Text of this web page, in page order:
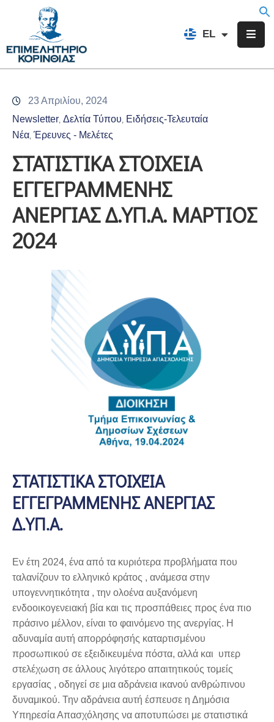
EL
FR
Επιμελητήριο
Υπηρεσίες
Προγράμματα
Δράσεις
Εκδηλώσεις
Επικοινωνία
23 Απριλίου, 2024
Newsletter Δελτία Τύπου Ειδήσεις-Τελευταία
Νέα Έρευνες - Μελέτες
ΣΤΑΤΙΣΤΙΚΑ ΣΤΟΙΧΕΙΑ
ΕΓΓΕΓΡΑΜΜΕΝΗΣ
ΑΝΕΡΓΙΑΣ Δ.ΥΠ.Α. ΜΑΡΤΙΟΣ
2024
ΣΤΑΤΙΣΤΙΚΑ ΣΤΟΙΧΕΊΑ
ΕΓΓΕΓΡΑΜΜΕΝΗΣ ΑΝΕΡΓΙΑΣ
Δ.ΥΠ.Α.
Εν έτη 2024, ένα από τα κυριότερα προβλήματα που
ταλανίζουν το ελληνικό κράτος , ανάμεσα στην
υπογεννητικότητα , την ολοένα αυξανόμενη
ενδοοικογενειακή βία και τις προσπάθειες προς ένα πιο
πράσινο μέλλον, είναι το φαινόμενο της ανεργίας. Η
αδυναμία αυτή απορρόφησής καταρτισμένου
προσωπικού σε εξειδικευμένα πόστα, αλλά και υπερ
στελέχωση σε άλλους λιγότερο απαιτητικούς τομείς
εργασίας , οδηγεί σε μια αδράνεια ικανού ανθρώπινου
δυναμικού. Την αδράνεια αυτή έσπευσε η Δημόσια
Υπηρεσία Απασχόλησης να αποτυπώσει με στατιστικά